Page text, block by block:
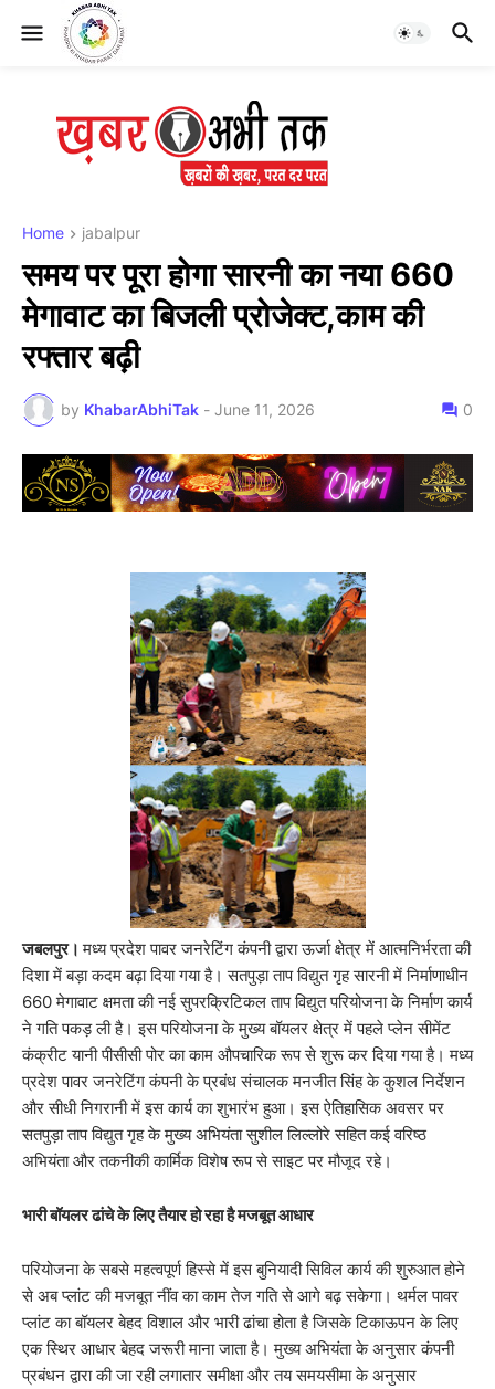
Home jabalpur
समय पर पूरा होगा सारनी का नया 660
मेगावाट का बिजली प्रोजेक्ट,काम की
रफ्तार बढ़ी
by KhabarAbhiTak - June 11, 2026 0
जबलपुर।मध्य प्रदेश पावर जनरेटिंग कंपनी द्वारा ऊर्जा क्षेत्र में आत्मनिर्भरता की
दिशा में बड़ा कदम बढ़ा दिया गया है। सतपुड़ा ताप विद्युत गृह सारनी में निर्माणाधीन
660 मेगावाट क्षमता की नई सुपरक्रिटिकल ताप विद्युत परियोजना के निर्माण कार्य
ने गति पकड़ ली है। इस परियोजना के मुख्य बॉयलर क्षेत्र में पहले प्लेन सीमेंट
कंक्रीट यानी पीसीसी पोर का काम औपचारिक रूप से शुरू कर दिया गया है। मध्य
प्रदेश पावर जनरेटिंग कंपनी के प्रबंध संचालक मनजीत सिंह के कुशल निर्देशन
और सीधी निगरानी में इस कार्य का शुभारंभ हुआ। इस ऐतिहासिक अवसर पर
सतपुड़ा ताप विद्युत गृह के मुख्य अभियंता सुशील लिल्लोरे सहित कई वरिष्ठ
अभियंता और तकनीकी कार्मिक विशेष रूप से साइट पर मौजूद रहे।
भारी बॉयलर ढांचे के लिए तैयार हो रहा है मजबूत आधार
​परियोजना के सबसे महत्वपूर्ण हिस्से में इस बुनियादी सिविल कार्य की शुरुआत होने
से अब प्लांट की मजबूत नींव का काम तेज गति से आगे बढ़ सकेगा। थर्मल पावर
प्लांट का बॉयलर बेहद विशाल और भारी ढांचा होता है जिसके टिकाऊपन के लिए
एक स्थिर आधार बेहद जरूरी माना जाता है। मुख्य अभियंता के अनुसार कंपनी
प्रबंधन द्वारा की जा रही लगातार समीक्षा और तय समयसीमा के अनुसार